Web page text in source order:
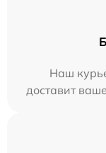
Наш
доставит